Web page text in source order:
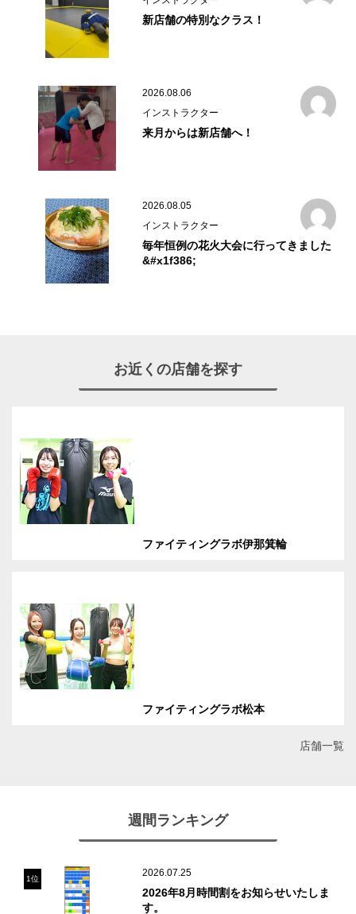
新店舗の特別なクラス！
2026.08.06
インストラクター
来月からは新店舗へ！
2026.08.05
インストラクター
毎年恒例の花火大会に行ってきました
&#x1f386;
お近くの店舗を探す
ファイティングラボ伊那箕輪
ファイティングラボ松本
店舗一覧
週間ランキング
1位
2026.07.25
2026年8月時間割をお知らせいたしま
す。